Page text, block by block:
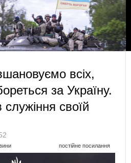
всіх,
за Україну.
служіння своїй
постійне посилання